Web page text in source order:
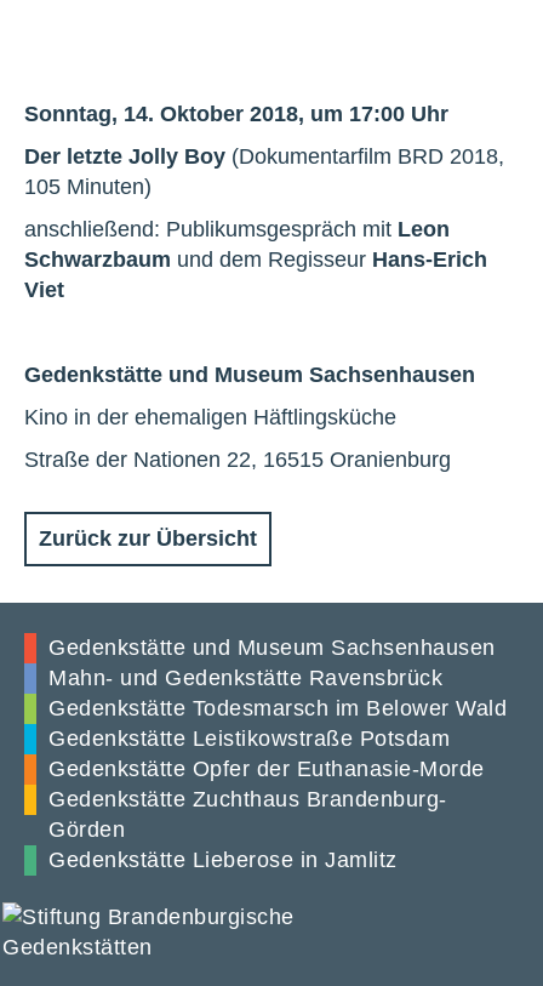
Sonntag, 14. Oktober 2018, um 17:00 Uhr
Der letzte Jolly Boy (Dokumentarfilm BRD 2018,
105 Minuten)
anschließend: Publikumsgespräch mit Leon
Schwarzbaum und dem Regisseur Hans-Erich
Viet
Gedenkstätte und Museum Sachsenhausen
Kino in der ehemaligen Häftlingsküche
Straße der Nationen 22, 16515 Oranienburg
Zurück zur Übersicht
Gedenkstätte und Museum Sachsenhausen
Mahn- und Gedenkstätte Ravensbrück
Gedenkstätte Todesmarsch im Belower Wald
Gedenkstätte Leistikowstraße Potsdam
Gedenkstätte Opfer der Euthanasie-Morde
Gedenkstätte Zuchthaus Brandenburg-
Görden
Gedenkstätte Lieberose in Jamlitz